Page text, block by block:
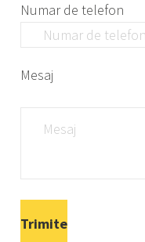
Numar de telefon
Mesaj